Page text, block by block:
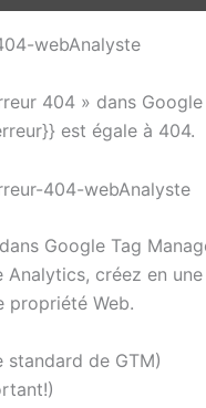
404 » dans
est égale à 404.
Google Tag
Analytics, créez en
propriété Web.
standard de GTM)